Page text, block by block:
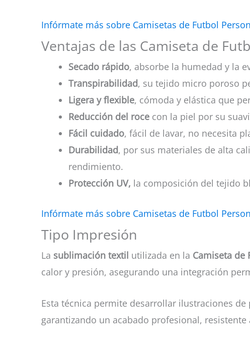
Infórmate más sobre Camisetas de Futbol
Ventajas de las Camiseta de
Secado rápido, absorbe la humedad y la
Transpirabilidad, su tejido micro poroso
Ligera y flexible, cómoda y elástica que
Reducción del roce con la piel por su
Fácil cuidado, fácil de lavar, no necesita
Durabilidad, por sus materiales de alta
rendimiento.
Protección UV, la composición del tejido
Infórmate más sobre Camisetas de Futbol
Tipo Impresión
La sublimación textil utilizada en la Camiseta de
calor y presión, asegurando una integración
Esta técnica permite desarrollar ilustraciones
garantizando un acabado profesional,